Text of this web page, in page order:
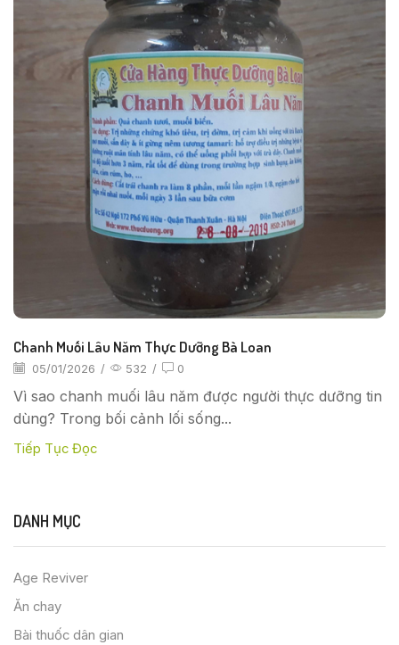
Chanh Muối Lâu Năm Thực Dưỡng Bà Loan
05/01/2026 / 532 / 0
Vì sao chanh muối lâu năm được người thực dưỡng tin
dùng? Trong bối cảnh lối sống...
Tiếp Tục Đọc
DANH MỤC
Age Reviver
Ăn chay
Bài thuốc dân gian